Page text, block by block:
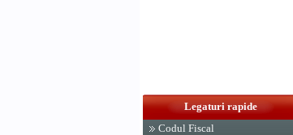
Legaturi rapide
Codul Fiscal